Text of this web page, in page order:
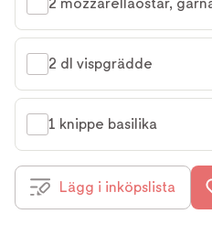
2 dl vispgrädde
1 knippe basilika
Lägg i inköpslista